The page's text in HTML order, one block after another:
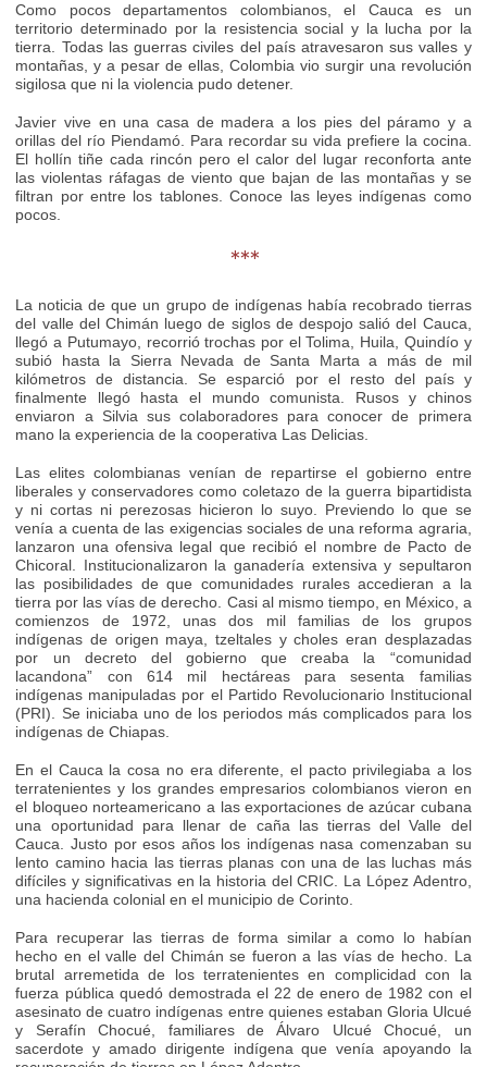
Como pocos departamentos colombianos, el Cauca es un
territorio determinado por la resistencia social y la lucha por la
tierra. Todas las guerras civiles del país atravesaron sus valles y
montañas, y a pesar de ellas, Colombia vio surgir una revolución
sigilosa que ni la violencia pudo detener.
Javier vive en una casa de madera a los pies del páramo y a
orillas del río Piendamó. Para recordar su vida prefiere la cocina.
El hollín tiñe cada rincón pero el calor del lugar reconforta ante
las violentas ráfagas de viento que bajan de las montañas y se
filtran por entre los tablones. Conoce las leyes indígenas como
pocos.
***
La noticia de que un grupo de indígenas había recobrado tierras
del valle del Chimán luego de siglos de despojo salió del Cauca,
llegó a Putumayo, recorrió trochas por el Tolima, Huila, Quindío y
subió hasta la Sierra Nevada de Santa Marta a más de mil
kilómetros de distancia. Se esparció por el resto del país y
finalmente llegó hasta el mundo comunista. Rusos y chinos
enviaron a Silvia sus colaboradores para conocer de primera
mano la experiencia de la cooperativa Las Delicias.
Las elites colombianas venían de repartirse el gobierno entre
liberales y conservadores como coletazo de la guerra bipartidista
y ni cortas ni perezosas hicieron lo suyo. Previendo lo que se
venía a cuenta de las exigencias sociales de una reforma agraria,
lanzaron una ofensiva legal que recibió el nombre de Pacto de
Chicoral. Institucionalizaron la ganadería extensiva y sepultaron
las posibilidades de que comunidades rurales accedieran a la
tierra por las vías de derecho. Casi al mismo tiempo, en México, a
comienzos de 1972, unas dos mil familias de los grupos
indígenas de origen maya, tzeltales y choles eran desplazadas
por un decreto del gobierno que creaba la “comunidad
lacandona” con 614 mil hectáreas para sesenta familias
indígenas manipuladas por el Partido Revolucionario Institucional
(PRI). Se iniciaba uno de los periodos más complicados para los
indígenas de Chiapas.
En el Cauca la cosa no era diferente, el pacto privilegiaba a los
terratenientes y los grandes empresarios colombianos vieron en
el bloqueo norteamericano a las exportaciones de azúcar cubana
una oportunidad para llenar de caña las tierras del Valle del
Cauca. Justo por esos años los indígenas nasa comenzaban su
lento camino hacia las tierras planas con una de las luchas más
difíciles y significativas en la historia del CRIC. La López Adentro,
una hacienda colonial en el municipio de Corinto.
Para recuperar las tierras de forma similar a como lo habían
hecho en el valle del Chimán se fueron a las vías de hecho. La
brutal arremetida de los terratenientes en complicidad con la
fuerza pública quedó demostrada el 22 de enero de 1982 con el
asesinato de cuatro indígenas entre quienes estaban Gloria Ulcué
y Serafín Chocué, familiares de Álvaro Ulcué Chocué, un
sacerdote y amado dirigente indígena que venía apoyando la